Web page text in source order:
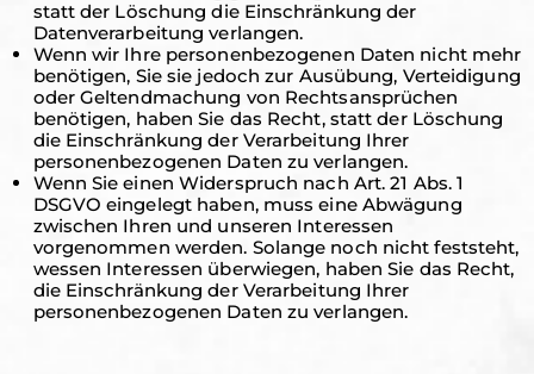
statt der Löschung die Einschränkung der
Datenverarbeitung verlangen.
Wenn wir Ihre personenbezogenen Daten nicht mehr
benötigen, Sie sie jedoch zur Ausübung, Verteidigung
oder Geltendmachung von Rechtsansprüchen
benötigen, haben Sie das Recht, statt der Löschung
die Einschränkung der Verarbeitung Ihrer
personenbezogenen Daten zu verlangen.
Wenn Sie einen Widerspruch nach Art. 21 Abs. 1
DSGVO eingelegt haben, muss eine Abwägung
zwischen Ihren und unseren Interessen
vorgenommen werden. Solange noch nicht feststeht,
wessen Interessen überwiegen, haben Sie das Recht,
die Einschränkung der Verarbeitung Ihrer
personenbezogenen Daten zu verlangen.